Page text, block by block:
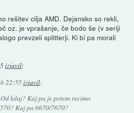
rešitev cilja AMD. Dejansko so rekli,
oz. je vprašanje, če bodo še (v seriji
prevzeli splitterji. Ki bi pa morali
izjavil:
22:55izjavil:
kdaj? Kaj pa je potem recimo
Kaj pa 6670/7670?